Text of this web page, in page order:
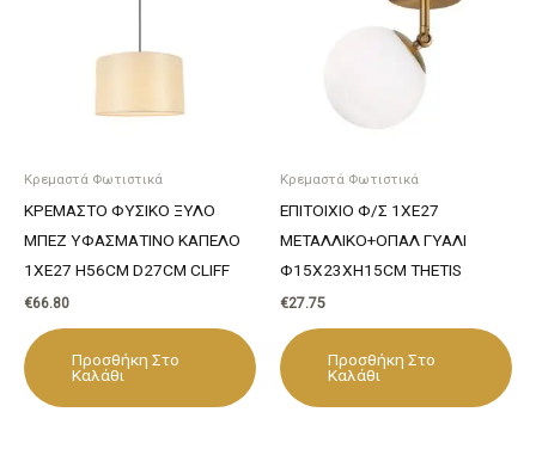
Κρεμαστά Φωτιστικά
ΚΡΕΜΑΣΤΟ ΦΥΣΙΚΟ ΞΥΛΟ
ΜΠΕΖ ΥΦΑΣΜΑΤΙΝΟ ΚΑΠΕΛΟ
1XΕ27 H56CM D27CM CLIFF
€66.80
Προσθήκη Στο
Καλάθι
Κρεμαστά Φωτιστικά
ΕΠΙΤΟΙΧΙΟ Φ/Σ 1ΧΕ27
ΜΕΤΑΛΛΙΚΟ+ΟΠΑΛ ΓΥΑΛΙ
Φ15Χ23ΧΗ15CM THETIS
€27.75
Προσθήκη Στο
Καλάθι